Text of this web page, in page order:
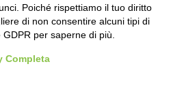
Davide Loris Amantea è il
Creative Officer
il secondo weekend di
il cuore dell’estate
Poiché rispettiamo il tuo diritto
di non consentire alcuni tipi di
per saperne di più.
Completa